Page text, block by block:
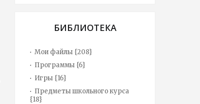
БИБЛИОТЕКА
Мои файлы {208}
Программы {6}
Игры {16}
Предметы школьного курса
{18}